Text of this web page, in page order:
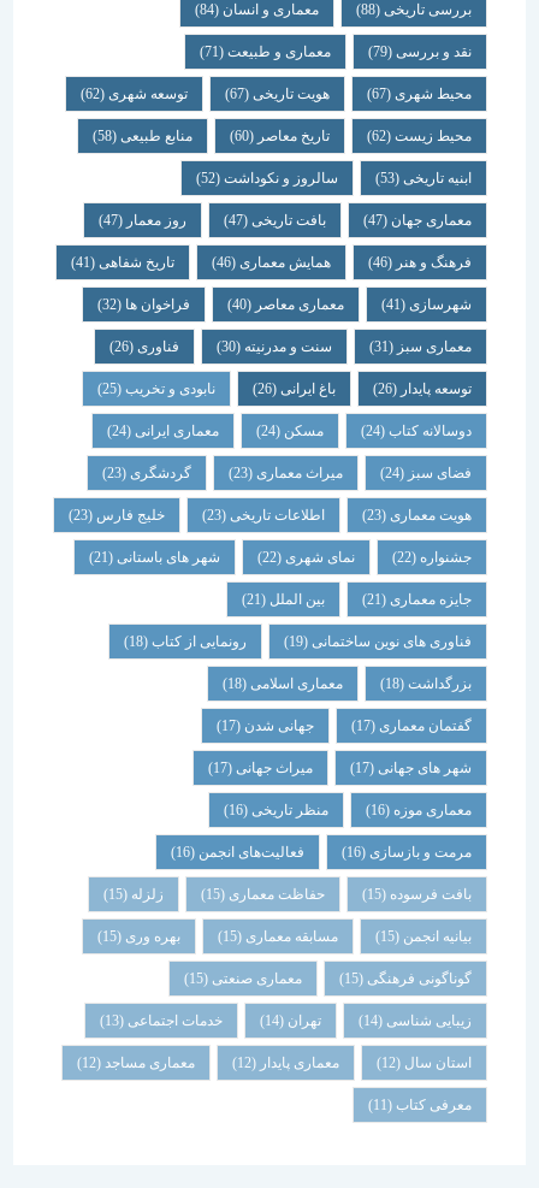
بررسی تاریخی (88) معماری و انسان (84)
نقد و بررسی (79) معماری و طبیعت (71)
محیط شهری(67) هویت تاریخی(67) توسعه شهری(62)
محیط زیست(62) تاریخ معاصر(60) منابع طبیعی(58)
ابنیه تاریخی(53) سالروز و نکوداشت(52)
معماری جهان (47) بافت تاریخی(47) روز معمار(47)
فرهنگ و هنر(46) همایش معماری (46) تاریخ شفاهی (41)
شهرسازی(41) معماری معاصر(40) فراخوان ها (32)
معماری سبز(31) سنت و مدرنیته(30) فناوری (26)
توسعه پایدار(26) باغ ایرانی(26) نابودی و تخریب(25)
دوسالانه کتاب(24) مسکن (24) معماری ایرانی(24)
فضای سبز(24) میراث معماری (23) گردشگری (23)
هویت معماری (23) اطلاعات تاریخی(23) خلیج فارس(23)
جشنواره(22) نمای شهری(22) شهر های باستانی (21)
جایزه معماری (21) بین الملل(21)
فناوری های نوین ساختمانی(19) رونمایی از کتاب (18)
بزرگداشت (18) معماری اسلامی(18)
گفتمان معماری (17) جهانی شدن(17)
شهر های جهانی(17) میراث جهانی(17)
معماری موزه(16) منظر تاریخی (16)
مرمت و بازسازی(16) فعالیت‌های انجمن(16)
بافت فرسوده (15) حفاظت معماری (15) زلزله
بیانیه انجمن(15) مسابقه معماری (15) بهره وری(15)
گوناگونی فرهنگی (15) معماری صنعتی(15)
زیبایی شناسی (14) تهران خدمات اجتماعی (13)
استان سال(12) معماری پایدار (12) معماری مساجد(12)
معرفی کتاب(11)